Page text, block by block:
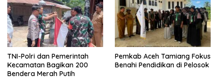
TNI-Polri dan Pemerintah
Kecamatan Bagikan 200
Bendera Merah Putih
Pemkab Aceh Tamiang Fokus
Benahi Pendidikan di Pelosok